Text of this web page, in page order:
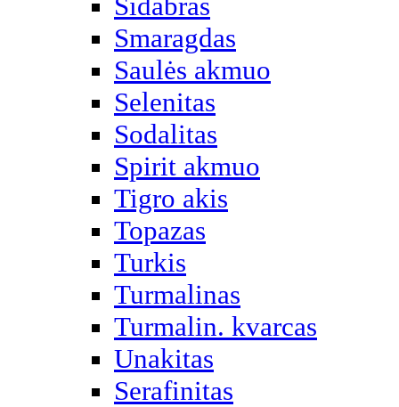
Smaragdas
Saulės akmuo
Selenitas
Sodalitas
Spirit akmuo
Tigro akis
Topazas
Turkis
Turmalinas
Turmalin. kvarcas
Unakitas
Serafinitas